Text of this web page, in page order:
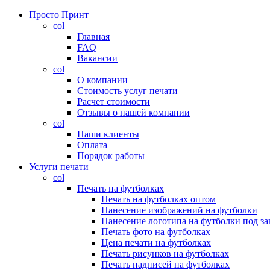
Просто Принт
col
Главная
FAQ
Вакансии
col
О компании
Стоимость услуг печати
Расчет стоимости
Отзывы о нашей компании
col
Наши клиенты
Оплата
Порядок работы
Услуги печати
col
Печать на футболках
Печать на футболках оптом
Нанесение изображений на футболки
Нанесение логотипа на футболки под
Печать фото на футболках
Цена печати на футболках
Печать рисунков на футболках
Печать надписей на футболках